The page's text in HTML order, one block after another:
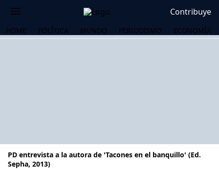
Contribuye
HOME POLÍTICA MUNDO PERIODISMO ECONOMÍA
PD entrevista a la autora de 'Tacones en el banquillo' (Ed.
Sepha, 2013)